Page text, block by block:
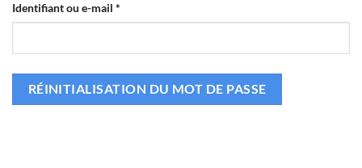
Identifiant ou e-mail *
RÉINITIALISATION DU MOT DE PASSE